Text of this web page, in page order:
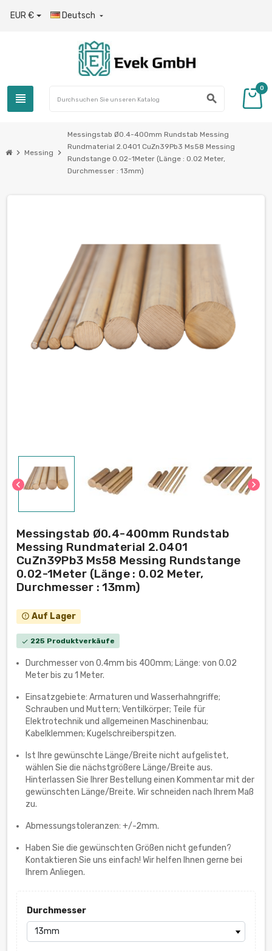
EUR € Deutsch 
view_headline search
0
chevron_right Messing chevron_right
Messingstab Ø0.4-400mm Rundstab Messing
Rundmaterial 2.0401 CuZn39Pb3 Ms58 Messing
Rundstange 0.02-1Meter (Länge : 0.02 Meter,
Durchmesser : 13mm)
chevron_left chevron_right
Messingstab Ø0.4-400mm Rundstab
Messing Rundmaterial 2.0401
CuZn39Pb3 Ms58 Messing Rundstange
0.02-1Meter (Länge : 0.02 Meter,
Durchmesser : 13mm)
error_outline Auf Lager
check 225 Produktverkäufe
Durchmesser von 0.4mm bis 400mm; Länge: von 0.02
Meter bis zu 1 Meter.
Einsatzgebiete: Armaturen und Wasserhahngriffe;
Schrauben und Muttern; Ventilkörper; Teile für
Elektrotechnik und allgemeinen Maschinenbau;
Kabelklemmen; Kugelschreiberspitzen.
Ist Ihre gewünschte Länge/Breite nicht aufgelistet,
wählen Sie die nächstgrößere Länge/Breite aus.
Hinterlassen Sie Ihrer Bestellung einen Kommentar mit der
gewünschten Länge/Breite. Wir schneiden nach Ihrem Maß
zu.
Abmessungstoleranzen: +/-2mm.
Haben Sie die gewünschten Größen nicht gefunden?
Kontaktieren Sie uns einfach! Wir helfen Ihnen gerne bei
Ihrem Anliegen.
Durchmesser